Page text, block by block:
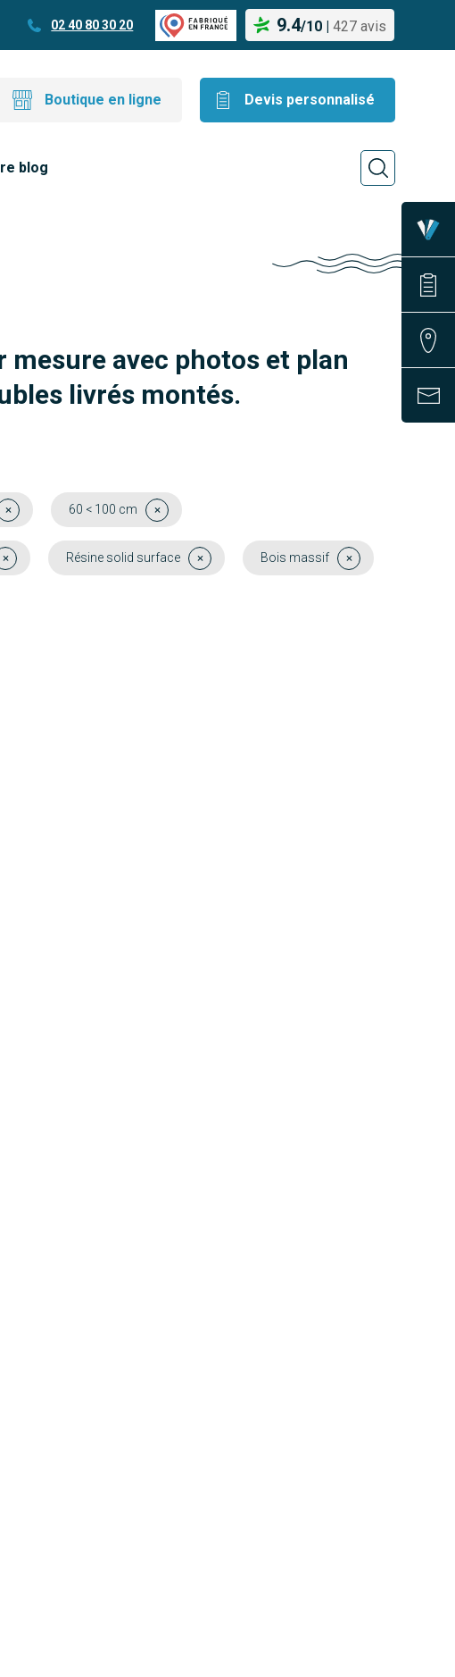
02 40 80 30 20 9.4/10 | 427 avis
Boutique en ligne Devis personnalisé
blog
mesure avec photos et plan
livrés montés.
60 < 100 cm
Résine solid surface Bois massif